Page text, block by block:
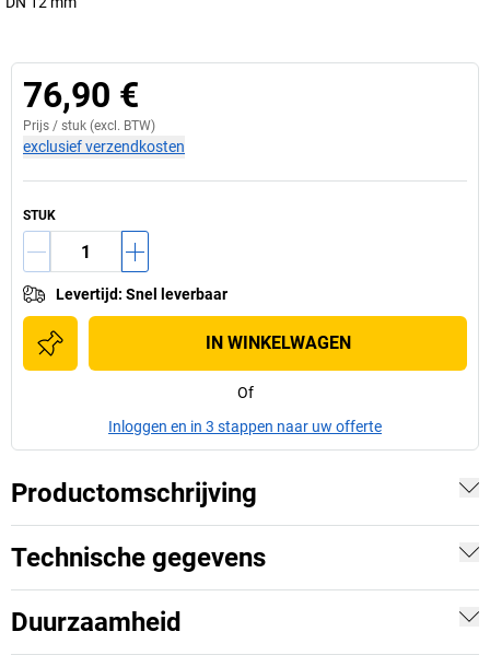
76,90 €
Prijs / stuk (excl. BTW)
exclusief verzendkosten
STUK
Levertijd: Snel leverbaar
IN WINKELWAGEN
Of
Inloggen en in 3 stappen naar uw offerte
Productomschrijving
Technische gegevens
Duurzaamheid